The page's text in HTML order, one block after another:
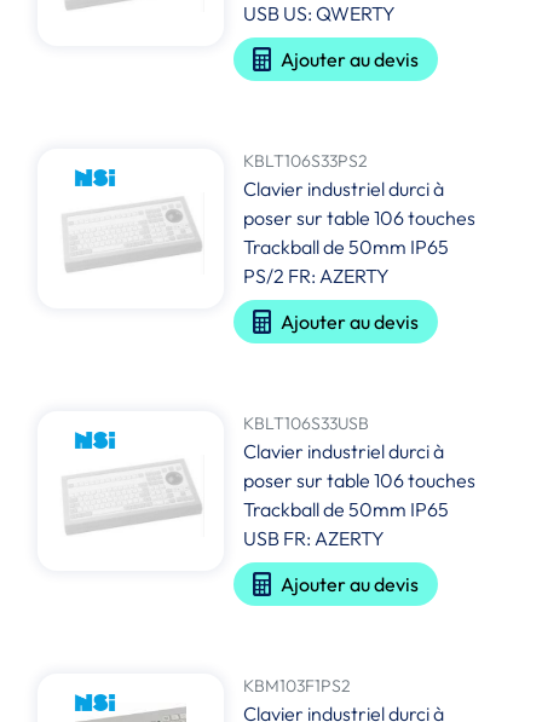
USB US: QWERTY
Ajouter au devis
KBLT106S33PS2
Clavier industriel durci à
poser sur table 106 touches
Trackball de 50mm IP65
PS/2 FR: AZERTY
Ajouter au devis
KBLT106S33USB
Clavier industriel durci à
poser sur table 106 touches
Trackball de 50mm IP65
USB FR: AZERTY
Ajouter au devis
KBM103F1PS2
Clavier industriel durci à